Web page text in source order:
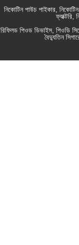
নিকোটিন পাউচ পাইকার,
ফ্যাক্টরি,
রিফিলড পিওড ডিভাইস, পিওডি
বৈদ্যুতিন